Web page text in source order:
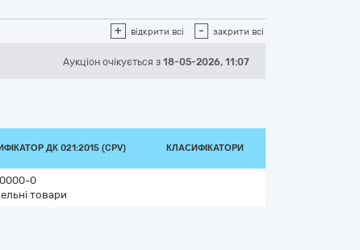
+ відкрити всі - закрити всі
Аукціон очікується з 18-05-2026, 11:07
ДК 021:2015 (CPV) КЛАСИФІКАТОРИ
0
товари